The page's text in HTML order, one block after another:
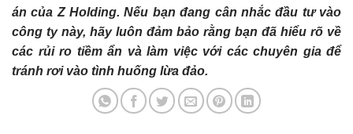
án của Z Holding. Nếu bạn đang cân nhắc đầu tư vào
công ty này, hãy luôn đảm bảo rằng bạn đã hiểu rõ về
các rủi ro tiềm ẩn và làm việc với các chuyên gia để
tránh rơi vào tình huống lừa đảo.